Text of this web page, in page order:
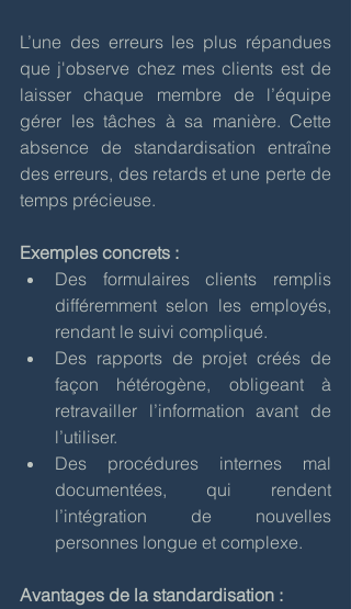
L’une des erreurs les plus répandues
que j'observe chez mes clients est de
laisser chaque membre de l’équipe
gérer les tâches à sa manière. Cette
absence de standardisation entraîne
des erreurs, des retards et une perte de
temps précieuse.
Exemples concrets :
Des formulaires clients remplis
différemment selon les employés,
rendant le suivi compliqué.
Des rapports de projet créés de
façon hétérogène, obligeant à
retravailler l’information avant de
l’utiliser.
Des procédures internes mal
documentées, qui rendent
l’intégration de nouvelles
personnes longue et complexe.
Avantages de la standardisation :